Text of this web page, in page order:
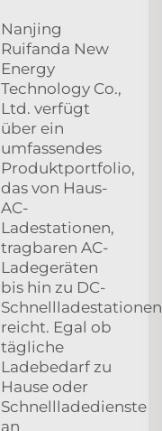
Nanjing
Ruifanda New
Energy
Technology Co.,
Ltd. verfügt
über ein
umfassendes
Produktportfolio,
das von Haus-
AC-
Ladestationen,
tragbaren AC-
Ladegeräten
bis hin zu DC-
Schnellladestationen
reicht. Egal ob
tägliche
Ladebedarf zu
Hause oder
Schnellladedienste
an